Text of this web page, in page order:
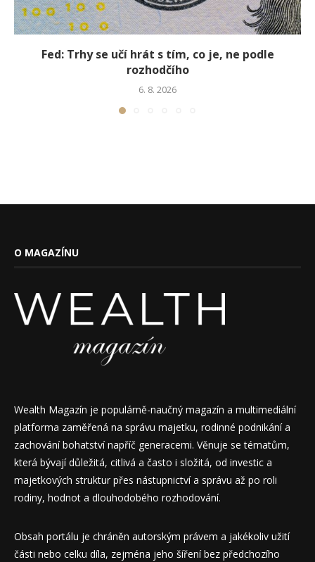
Fed: Trhy se učí hrát s tím, co je, ne podle
rozhodčího
6. 8. 2026
O MAGAZÍNU
Wealth Magazín je populárně-naučný magazín a multimediální
platforma zaměřená na správu majetku, rodinné podnikání a
zachování bohatství napříč generacemi. Věnuje se tématům,
která bývají důležitá, citlivá a často i složitá, od investic a
majetkových struktur přes nástupnictví a správu až po roli
rodiny, hodnot a dlouhodobého rozhodování.
Obsah portálu je chráněn autorským právem a jakékoliv užití
části nebo celku díla, zejména jeho šíření bez předchozího